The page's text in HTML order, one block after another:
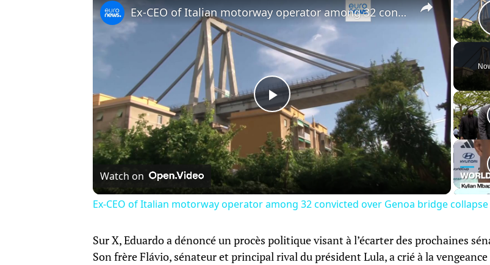
Play
Video
Ex-CEO of Italian motorway operator among 32 convicted over Genoa bridge collapse
Watch on
Ex-CEO of Italian motorway operator among 32 convicted over Genoa bridge collapse
Sur X, Eduardo a dénoncé un procès politique visant à l’écarter des prochaines
Son frère Flávio, sénateur et principal rival du président Lula, a crié à la